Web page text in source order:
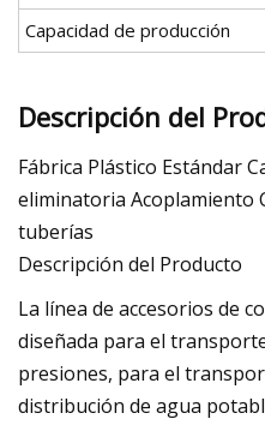
Capacidad de producción
Descripción del
Fábrica Plástico Estándar
eliminatoria Acoplamiento
tuberías
Descripción del Producto
La línea de accesorios de
diseñada para el
presiones, para el
distribución de agua